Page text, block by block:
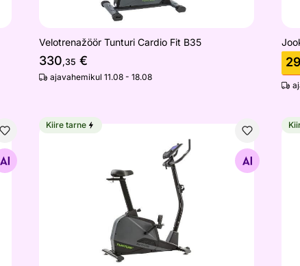
Velotrenažöör Tunturi Cardio Fit B35
330,35 €
ajavahemikul 11.08 - 18.08
Velotrenažöör Tunturi Star Fit E100 Bike
Otsi sarnaseid
Kiire tarne